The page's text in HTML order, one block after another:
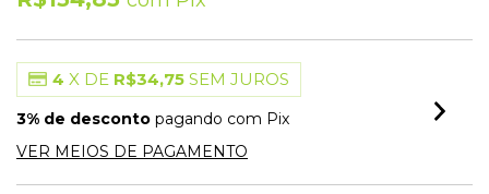
4 X DE R$34,75 SEM JUROS
3% de desconto pagando com Pix
VER MEIOS DE PAGAMENTO